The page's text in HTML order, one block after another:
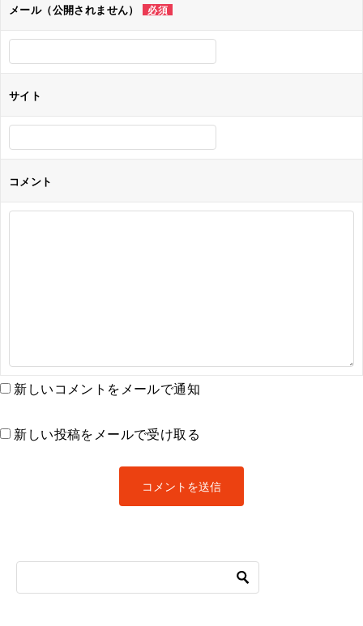
メール（公開されません） 必須
サイト
コメント
新しいコメントをメールで通知
新しい投稿をメールで受け取る